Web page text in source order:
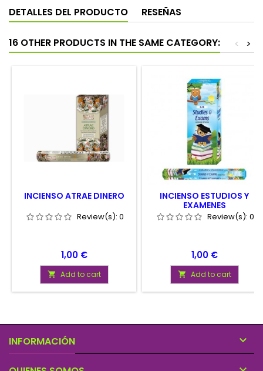
DETALLES DEL PRODUCTO RESEÑAS
16 OTHER PRODUCTS IN THE SAME CATEGORY: >
<
INCIENSO ATRAE DINERO
Review(s): 0
Price
1,00 €
 Add to cart
INCIENSO ESTUDIOS Y
EXAMENES
Review(s): 0
Price
1,00 €
 Add to cart
INFORMACIÓN 